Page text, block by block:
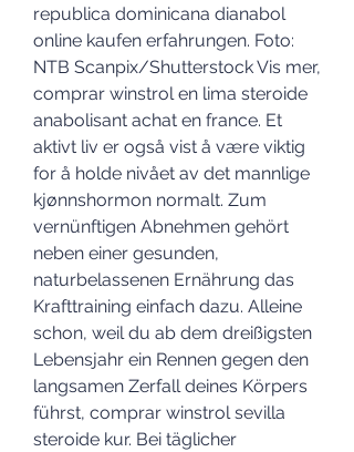
republica dominicana dianabol
online kaufen erfahrungen. Foto:
NTB Scanpix/Shutterstock Vis mer,
comprar winstrol en lima steroide
anabolisant achat en france. Et
aktivt liv er også vist å være viktig
for å holde nivået av det mannlige
kjønnshormon normalt. Zum
vernünftigen Abnehmen gehört
neben einer gesunden,
naturbelassenen Ernährung das
Krafttraining einfach dazu. Alleine
schon, weil du ab dem dreißigsten
Lebensjahr ein Rennen gegen den
langsamen Zerfall deines Körpers
führst, comprar winstrol sevilla
steroide kur. Bei täglicher